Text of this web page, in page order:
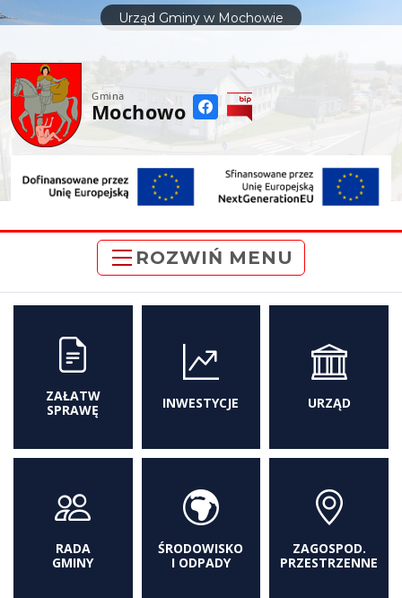
treści
Urząd Gminy w Mochowie
Gmina
Mochowo
ROZWIŃ MENU
ZAŁATW
SPRAWĘ
INWESTYCJE URZĄD
RADA
GMINY
ŚRODOWISKO
I ODPADY
ZAGOSPOD.
PRZESTRZENNE